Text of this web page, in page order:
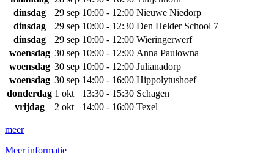
dinsdag
29 sep 10:00 - 12:00 Nieuwe Niedorp
dinsdag
29 sep 10:00 - 12:30 Den Helder School 7
dinsdag
29 sep 10:00 - 12:00 Wieringerwerf
woensdag 30 sep 10:00 - 12:00 Anna Paulowna
woensdag 30 sep 10:00 - 12:00 Julianadorp
woensdag 30 sep 14:00 - 16:00 Hippolytushoef
donderdag 1 okt 13:30 - 15:30 Schagen
vrijdag
2 okt 14:00 - 16:00 Texel
meer
Meer informatie